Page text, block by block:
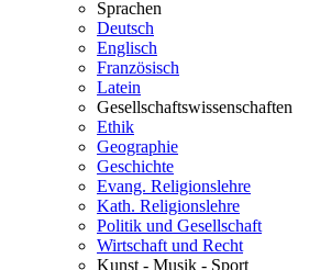
Sprachen
Deutsch
Englisch
Französisch
Latein
Gesellschaftswissenschaften
Ethik
Geographie
Geschichte
Evang. Religionslehre
Kath. Religionslehre
Politik und Gesellschaft
Wirtschaft und Recht
Kunst - Musik - Sport